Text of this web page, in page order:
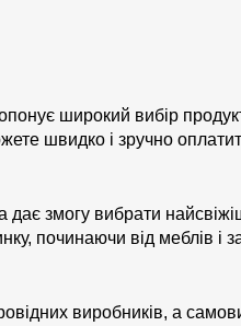
широкий вибір
швидко і зручно
змогу вибрати
починаючи від меблів і
виробників, а